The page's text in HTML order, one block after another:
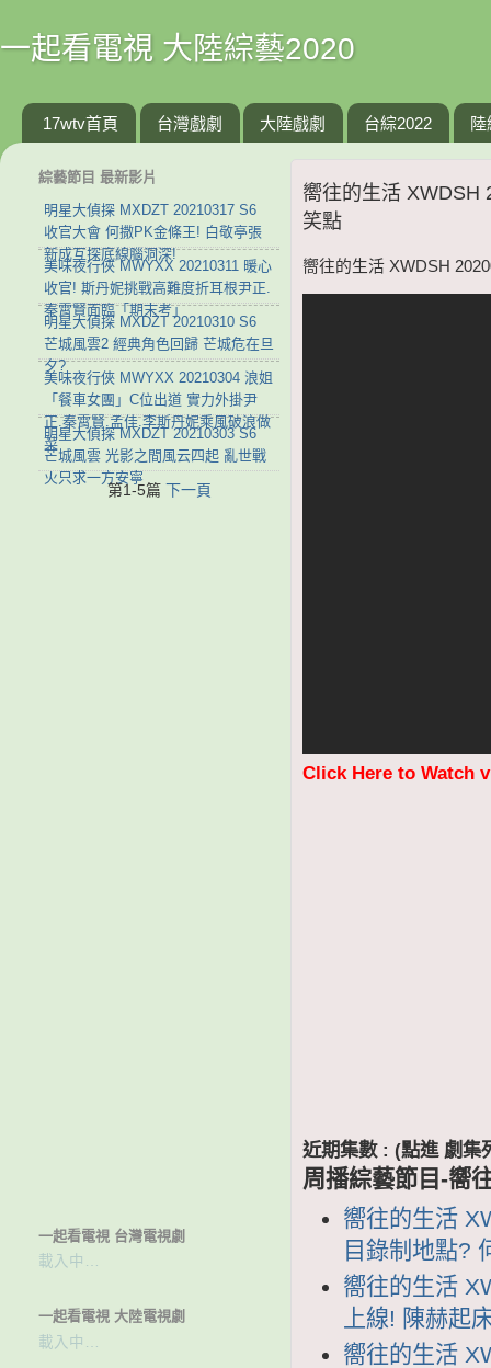
一起看電視 大陸綜藝2020
17wtv首頁 台灣戲劇 大陸戲劇 台綜2022 陸
嚮往的生活 XWDSH
笑點
嚮往的生活 XWDSH
Click Here to Watch
近期集數 : (點進 劇集
周播綜藝節目-嚮
嚮往的生活
目錄制地點?
嚮往的生活
上線! 陳赫起
嚮往的生活
綜藝節目 最新影片
明星大偵探 MXDZT 20210317 S6
收官大會 何撒PK金條王! 白敬亭張
新成互探底線腦洞深!
美味夜行俠 MWYXX 20210311 暖心
收官! 斯丹妮挑戰高難度折耳根尹正.
秦霄賢面臨「期末考」
明星大偵探 MXDZT 20210310 S6
芒城風雲2 經典角色回歸 芒城危在旦
夕?
美味夜行俠 MWYXX 20210304 浪姐
「餐車女團」C位出道 實力外掛尹
正.秦霄賢.孟佳.李斯丹妮乘風破浪做
菜
明星大偵探 MXDZT 20210303 S6
芒城風雲 光影之間風云四起 亂世戰
火只求一方安寧
第1-5篇 下一頁
一起看電視 台灣電視劇
載入中…
一起看電視 大陸電視劇
載入中…